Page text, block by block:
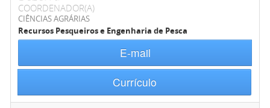
COORDENADOR(A)
CIÊNCIAS AGRÁRIAS
Recursos Pesqueiros e Engenharia de Pesca
E-mail
Currículo